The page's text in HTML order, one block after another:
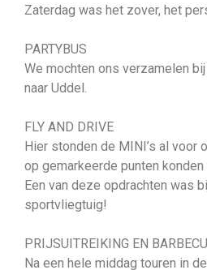
Zaterdag was het zover, het
PARTYBUS
We mochten ons verzamelen
naar Uddel.
FLY AND DRIVE
Hier stonden de MINI’s al voor
op gemarkeerde punten konden
Een van deze opdrachten was
sportvliegtuig!
PRIJSUITREIKING EN
Na een hele middag touren in